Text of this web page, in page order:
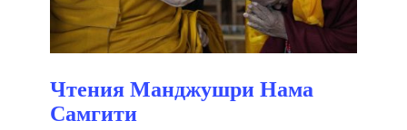
Чтения Манджушри Нама
Самгити